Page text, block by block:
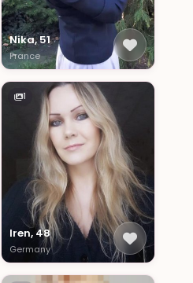
Nika, 51
France
1
Iren, 48
Germany